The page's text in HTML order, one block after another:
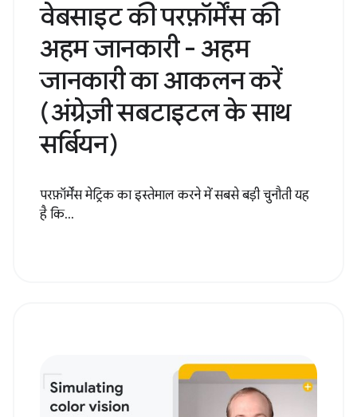
वेबसाइट की परफ़ॉर्मेंस की
अहम जानकारी - अहम
जानकारी का आकलन करें
(अंग्रेज़ी सबटाइटल के साथ
सर्बियन)
परफ़ॉर्मेंस मेट्रिक का इस्तेमाल करने में सबसे बड़ी चुनौती यह
है कि...